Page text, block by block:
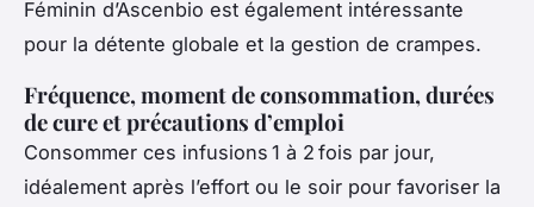
Féminin d’Ascenbio est également intéressante
pour la détente globale et la gestion de crampes.
Fréquence, moment de consommation, durées
de cure et précautions d’emploi
Consommer ces infusions 1 à 2 fois par jour,
idéalement après l’effort ou le soir pour favoriser la